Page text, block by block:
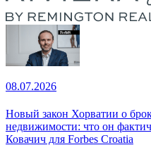
08.07.2026
Новый закон Хорватии о
недвижимости: что он
Ковачич для Forbes Croatia